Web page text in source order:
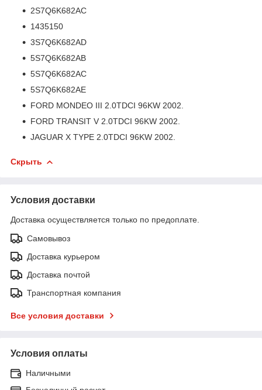
2S7Q6K682AC
1435150
3S7Q6K682AD
5S7Q6K682AB
5S7Q6K682AC
5S7Q6K682AE
FORD MONDEO III 2.0TDCI 96KW 2002.
FORD TRANSIT V 2.0TDCI 96KW 2002.
JAGUAR X TYPE 2.0TDCI 96KW 2002.
Скрыть
Условия доставки
Доставка осуществляется только по предоплате.
Самовывоз
Доставка курьером
Доставка почтой
Транспортная компания
Все условия доставки
Условия оплаты
Наличными